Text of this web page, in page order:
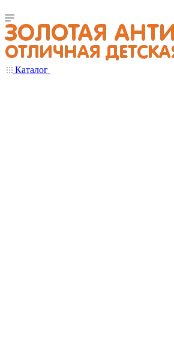
Каталог